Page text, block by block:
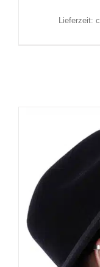
Lieferzeit: